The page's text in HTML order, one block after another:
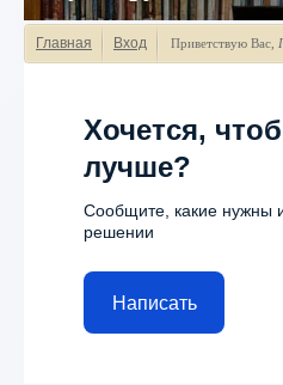
Главная Вход Приветствую Вас
Хочется,
лучше?
Сообщите, какие нужны
решении
Написать